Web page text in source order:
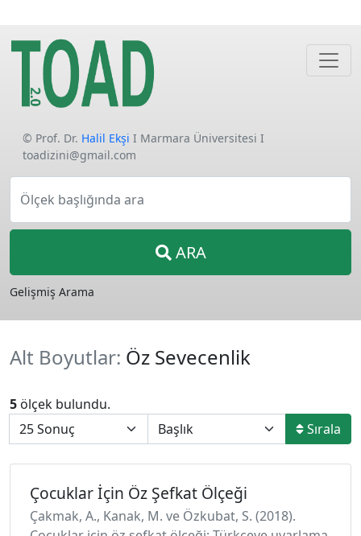
© Prof. Dr. Halil Ekşi I Marmara Üniversitesi I
toadizini@gmail.com
Ölçek başlığında ara
ARA
Gelişmiş Arama
Alt Boyutlar: Öz Sevecenlik
5 ölçek bulundu.
Sırala
Çocuklar İçin Öz Şefkat Ölçeği
Çakmak, A., Kanak, M. ve Özkubat, S. (2018).